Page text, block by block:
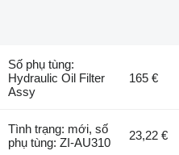
Số phụ tùng:
Hydraulic Oil Filter
Assy
165 €
Tình trạng: mới, số
phụ tùng: ZI-AU310
23,22 €